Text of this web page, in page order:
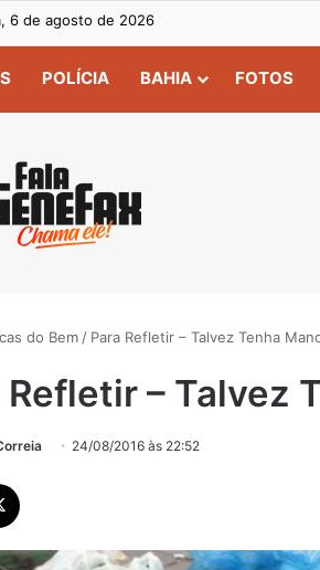
6 de agosto de 2026
POLÍCIA BAHIA FOTOS
do Bem / Para Refletir – Talvez Tenha
Refletir – Talvez
24/08/2016 às 22:52